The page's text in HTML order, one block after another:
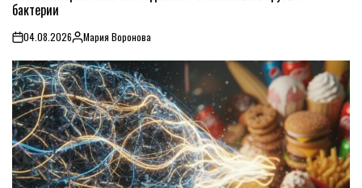
бактерии
on04.08.2026PostedМария Воронова